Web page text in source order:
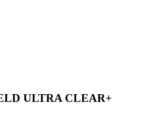
ULTRA CLEAR+